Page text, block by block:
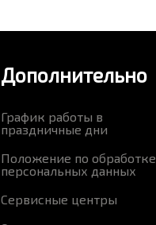
Дополнительно
График работы в
праздничные дни
Положение по обработке
персональных данных
Сервисные центры